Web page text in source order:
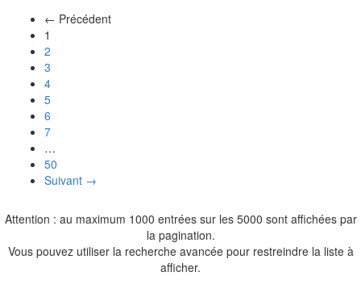
← Précédent
1
2
3
4
5
6
7
…
50
Suivant →
Attention : au maximum 1000 entrées sur les 5000 sont affichées par
la pagination.
Vous pouvez utiliser la recherche avancée pour restreindre la liste à
afficher.